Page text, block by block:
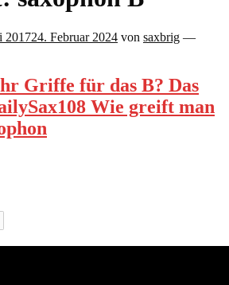
201724. Februar 2024 von saxbrig —
Griffe für das B? Das
Wie greift man